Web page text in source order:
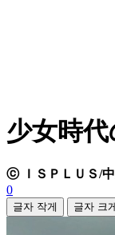
少女時
ⓒ ＩＳＰＬＵＳ/
0
글자 작게 글자 크